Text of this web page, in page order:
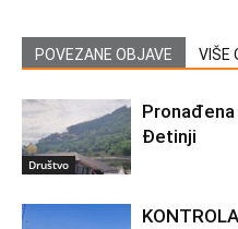
POVEZANE OBJAVE VIŠE
Društvo
Đetinji